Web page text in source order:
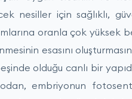
nesiller için sağlıklı,
oranla çok
esasını
olduğu canlı bir
embriyonun